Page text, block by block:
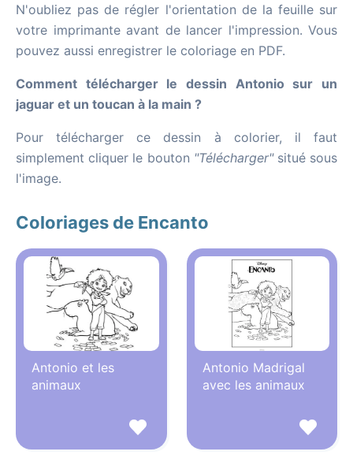
N'oubliez pas de régler l'orientation de la feuille sur
votre imprimante avant de lancer l'impression. Vous
pouvez aussi enregistrer le coloriage en PDF.
Comment télécharger le dessin Antonio sur un
jaguar et un toucan à la main ?
Pour télécharger ce dessin à colorier, il faut
simplement cliquer le bouton "Télécharger"situé sous
l'image.
Coloriages de Encanto
Antonio et les
animaux
Antonio Madrigal
avec les animaux